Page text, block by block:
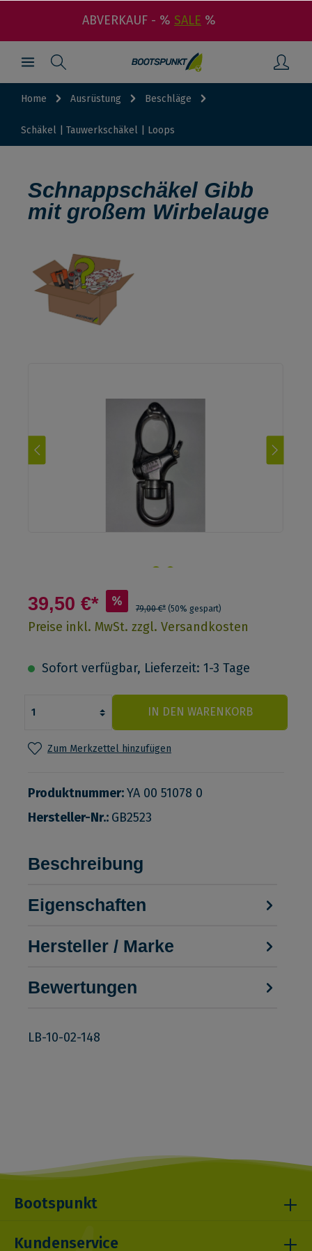
ABVERKAUF - % SALE %
Home Ausrüstung Beschläge
Schäkel | Tauwerkschäkel | Loops
Schnappschäkel Gibb
mit großem Wirbelauge
39,50 €* % 79,00 €* (50% gespart)
Preise inkl. MwSt. zzgl. Versandkosten
Sofort verfügbar, Lieferzeit: 1-3 Tage
IN DEN WARENKORB
Zum Merkzettel hinzufügen
Produktnummer:YA 00 51078 0
Hersteller-Nr.: GB2523
Beschreibung
Eigenschaften
Hersteller / Marke
Bewertungen
LB-10-02-148
Bootspunkt
Kundenservice